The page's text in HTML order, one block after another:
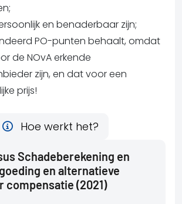
en benaderbaar zijn;
PO-punten behaalt, omdat
de NOvA erkende
zijn, en dat voor een
prijs!
Hoe werkt het?
Schadeberekening en
en alternatieve
compensatie (2021)